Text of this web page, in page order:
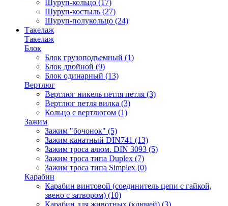
Шуруп-кольцо (17)
Шуруп-костыль (27)
Шуруп-полукольцо (24)
Такелаж
Такелаж
Блок
Блок грузоподъемный (1)
Блок двойной (9)
Блок одинарный (13)
Вертлюг
Вертлюг никель петля петля (3)
Вертлюг петля вилка (3)
Кольцо с вертлюгом (1)
Зажим
Зажим "бочонок" (5)
Зажим канатный DIN741 (13)
Зажим троса алюм. DIN 3093 (5)
Зажим троса типа Duplex (7)
Зажим троса типа Simplex (0)
Карабин
Карабин винтовой (соединитель цепи с гайкой,
звено с затвором) (10)
Карабин для животных (ключей) (3)